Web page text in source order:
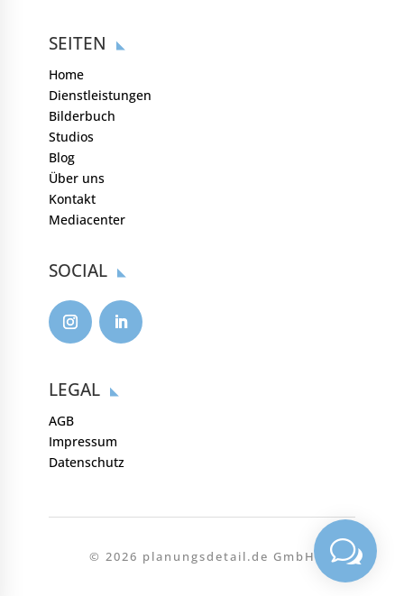
w




SEITEN
Home
Dienstleistungen
Bilderbuch
Studios
Blog
Über uns
Kontakt
Mediacenter
SOCIAL
LEGAL
AGB
Impressum
Datenschutz
© 2026 planungsdetail.de GmbH